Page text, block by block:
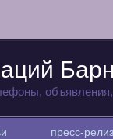
пресс-